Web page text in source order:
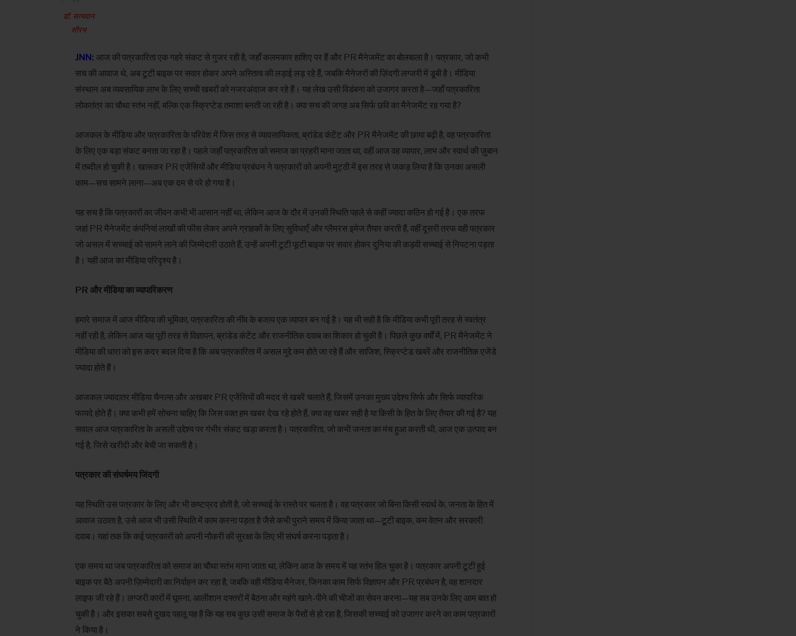
डॉ. सत्यवान
सौरभ
JNN: आज की पत्रकारिता एक गहरे संकट से गुजर रही है, जहाँ कलमकार हाशिए पर हैं और PR मैनेजमेंट का बोलबाला है। पत्रकार, जो कभी
सच की आवाज थे, अब टूटी बाइक पर सवार होकर अपने अस्तित्व की लड़ाई लड़ रहे हैं, जबकि मैनेजरों की ज़िंदगी लग्जरी में डूबी है। मीडिया
संस्थान अब व्यवसायिक लाभ के लिए सच्ची खबरों को नजरअंदाज कर रहे हैं। यह लेख उसी विडंबना को उजागर करता है—जहाँ पत्रकारिता
लोकतंत्र का चौथा स्तंभ नहीं, बल्कि एक स्क्रिप्टेड तमाशा बनती जा रही है। क्या सच की जगह अब सिर्फ छवि का मैनेजमेंट रह गया है?
आजकल के मीडिया और पत्रकारिता के परिवेश में जिस तरह से व्यावसायिकता, ब्रांडेड कंटेंट और PR मैनेजमेंट की छाया बढ़ी है, वह पत्रकारिता
के लिए एक बड़ा संकट बनता जा रहा है। पहले जहाँ पत्रकारिता को समाज का प्रहरी माना जाता था, वहीं आज वह व्यापार, लाभ और स्वार्थ की ज़ुबान
में तब्दील हो चुकी है। खासकर PR एजेंसियों और मीडिया प्रबंधन ने पत्रकारों को अपनी मुट्ठी में इस तरह से जकड़ लिया है कि उनका असली
काम—सच सामने लाना—अब एक दम से परे हो गया है।
यह सच है कि पत्रकारों का जीवन कभी भी आसान नहीं था, लेकिन आज के दौर में उनकी स्थिति पहले से कहीं ज्यादा कठिन हो गई है। एक तरफ
जहां PR मैनेजमेंट कंपनियां लाखों की फीस लेकर अपने ग्राहकों के लिए सुविधाएँ और ग्लैमरस इमेज तैयार करती हैं, वहीं दूसरी तरफ वही पत्रकार
जो असल में सच्चाई को सामने लाने की जिम्मेदारी उठाते हैं, उन्हें अपनी टूटी फूटी बाइक पर सवार होकर दुनिया की कड़वी सच्चाई से निपटना पड़ता
है। यही आज का मीडिया परिदृश्य है।
PR और मीडिया का व्यापारिकरण
हमारे समाज में आज मीडिया की भूमिका, पत्रकारिता की नींव के बजाय एक व्यापार बन गई है। यह भी सही है कि मीडिया कभी पूरी तरह से स्वतंत्र
नहीं रही है, लेकिन आज यह पूरी तरह से विज्ञापन, ब्रांडेड कंटेंट और राजनीतिक दवाब का शिकार हो चुकी है। पिछले कुछ वर्षों में, PR मैनेजमेंट ने
मीडिया की धारा को इस कदर बदल दिया है कि अब पत्रकारिता में असल मुद्दे कम होते जा रहे हैं और साजिश, स्क्रिप्टेड खबरें और राजनीतिक एजेंडे
ज्यादा होते हैं।
आजकल ज्यादातर मीडिया चैनल्स और अखबार PR एजेंसियों की मदद से खबरें चलाते हैं, जिसमें उनका मुख्य उद्देश्य सिर्फ और सिर्फ व्यापारिक
फायदे होते हैं। क्या कभी हमें सोचना चाहिए कि जिस वक्त हम खबर देख रहे होते हैं, क्या वह खबर सही है या किसी के हित के लिए तैयार की गई है? यह
सवाल आज पत्रकारिता के असली उद्देश्य पर गंभीर संकट खड़ा करता है। पत्रकारिता, जो कभी जनता का मंच हुआ करती थी, आज एक उत्पाद बन
गई है, जिसे खरीदी और बेची जा सकती है।
पत्रकार की संघर्षमय जिंदगी
यह स्थिति उस पत्रकार के लिए और भी कष्टप्रद होती है, जो सच्चाई के रास्ते पर चलता है। वह पत्रकार जो बिना किसी स्वार्थ के, जनता के हित में
आवाज उठाता है, उसे आज भी उसी स्थिति में काम करना पड़ता है जैसे कभी पुराने समय में किया जाता था—टूटी बाइक, कम वेतन और सरकारी
दवाब। यहां तक कि कई पत्रकारों को अपनी नौकरी की सुरक्षा के लिए भी संघर्ष करना पड़ता है।
एक समय था जब पत्रकारिता को समाज का चौथा स्तंभ माना जाता था, लेकिन आज के समय में यह स्तंभ हिल चुका है। पत्रकार अपनी टूटी हुई
बाइक पर बैठे अपनी ज़िम्मेदारी का निर्वाहन कर रहा है, जबकि वही मीडिया मैनेजर, जिनका काम सिर्फ विज्ञापन और PR प्रबंधन है, वह शानदार
लाइफ जी रहे हैं। लग्जरी कारों में घूमना, आलीशान दफ्तरों में बैठना और महंगे खाने-पीने की चीजों का सेवन करना—यह सब उनके लिए आम बात हो
चुकी है। और इसका सबसे दुखद पहलू यह है कि यह सब कुछ उसी समाज के पैसों से हो रहा है, जिसकी सच्चाई को उजागर करने का काम पत्रकारों
ने किया है।